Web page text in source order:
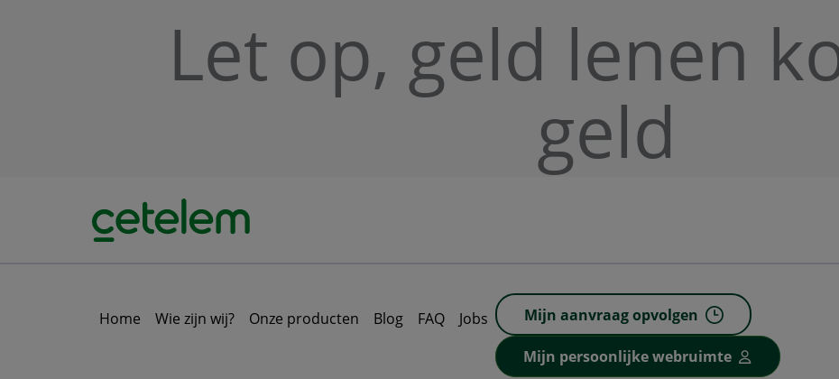
Let op, geld lenen
geld
Home Wie zijn wij? Onze producten Blog FAQ Jobs Mijn aanvraag opvolgen
Mijn persoonlijke webruimte